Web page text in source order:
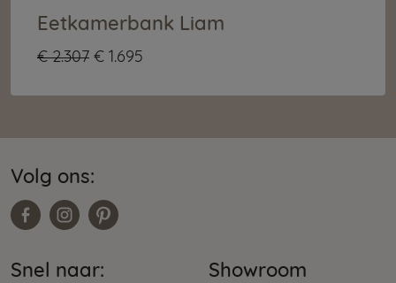
Eetkamerbank Liam
€ 2.307 € 1.695
Volg ons:
Snel naar: Showroom